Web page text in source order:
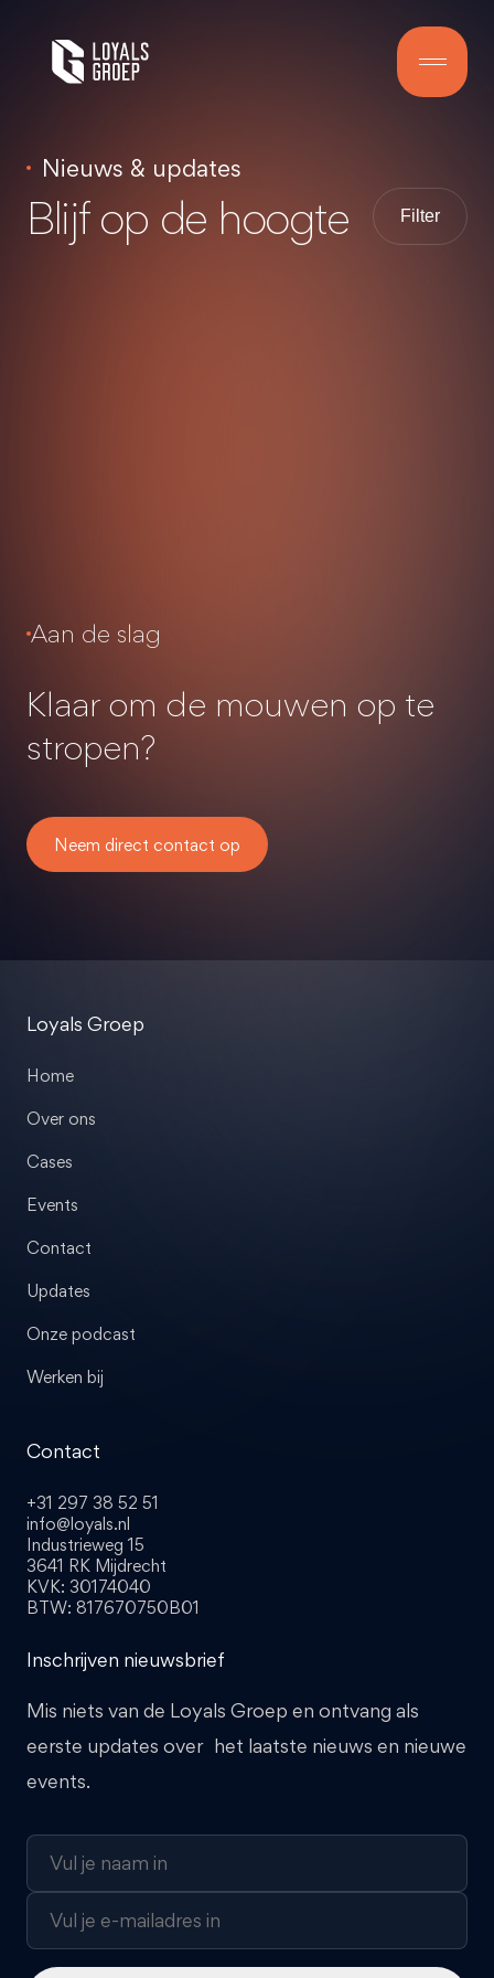
Nieuws & updates
Blijf op de hoogte Filter
Aan de slag
Klaar om de mouwen op te
stropen?
Neem direct contact op
Loyals Groep
Home
Over ons
Cases
Events
Contact
Updates
Onze podcast
Werken bij
Contact
+31 297 38 52 51
info@loyals.nl
Industrieweg 15
3641 RK Mijdrecht
KVK: 30174040
BTW: 817670750B01
Inschrijven nieuwsbrief
Mis niets van de Loyals Groep en ontvang als
eerste updates over het laatste nieuws en nieuwe
events.